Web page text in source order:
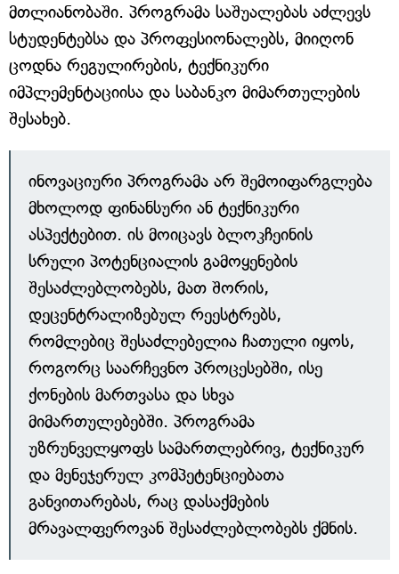
მთლიანობაში. პროგრამა საშუალებას აძლევს
სტუდენტებსა და პროფესიონალებს, მიიღონ
ცოდნა რეგულირების, ტექნიკური
იმპლემენტაციისა და საბანკო მიმართულების
შესახებ.
ინოვაციური პროგრამა არ შემოიფარგლება
მხოლოდ ფინანსური ან ტექნიკური
ასპექტებით. ის მოიცავს ბლოკჩეინის
სრული პოტენციალის გამოყენების
შესაძლებლობებს, მათ შორის,
დეცენტრალიზებულ რეესტრებს,
რომლებიც შესაძლებელია ჩათული იყოს,
როგორც საარჩევნო პროცესებში, ისე
ქონების მართვასა და სხვა
მიმართულებებში. პროგრამა
უზრუნველყოფს სამართლებრივ, ტექნიკურ
და მენეჯერულ კომპეტენციებათა
განვითარებას, რაც დასაქმების
მრავალფეროვან შესაძლებლობებს ქმნის.